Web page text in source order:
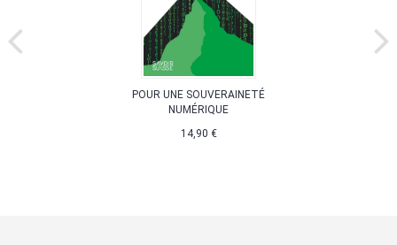
POUR UNE SOUVERAINETÉ
NUMÉRIQUE
14,90 €